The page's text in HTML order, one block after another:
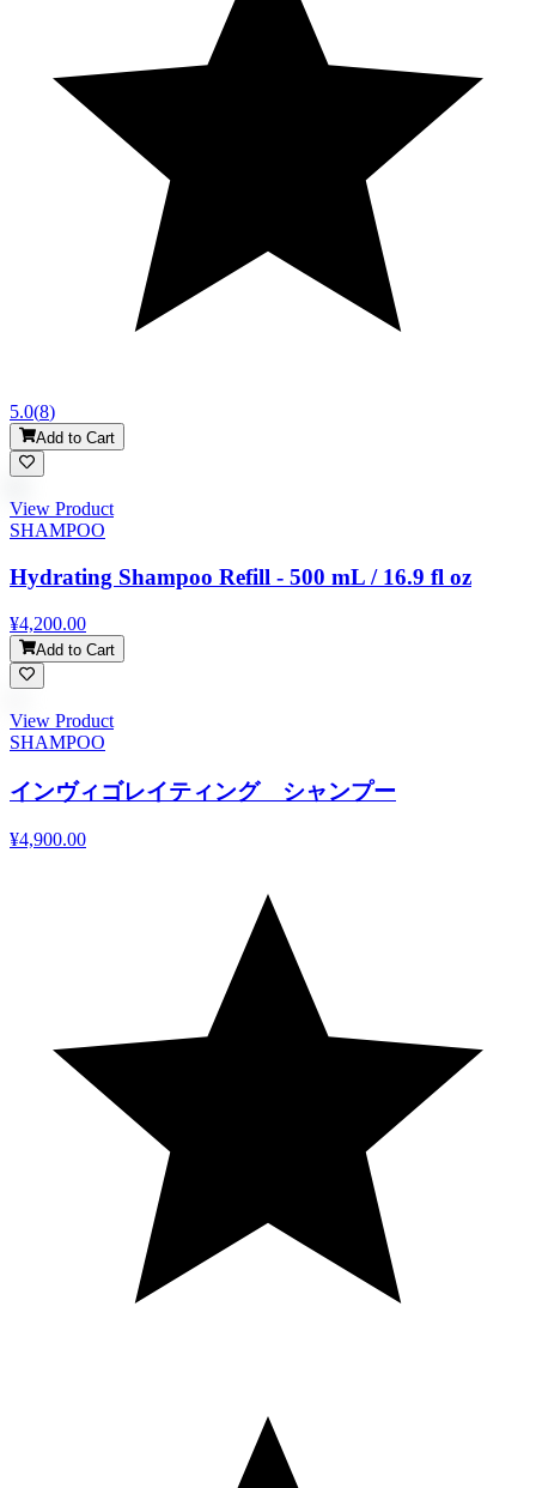
5.0(8)
Add to Cart
View Product
SHAMPOO
Hydrating Shampoo Refill - 500 mL / 16.9 fl oz
¥4,200.00
Add to Cart
View Product
SHAMPOO
インヴィゴレイティング シャンプー
¥4,900.00